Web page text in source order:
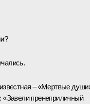
– «Мертвые
«Завели пренеприличный